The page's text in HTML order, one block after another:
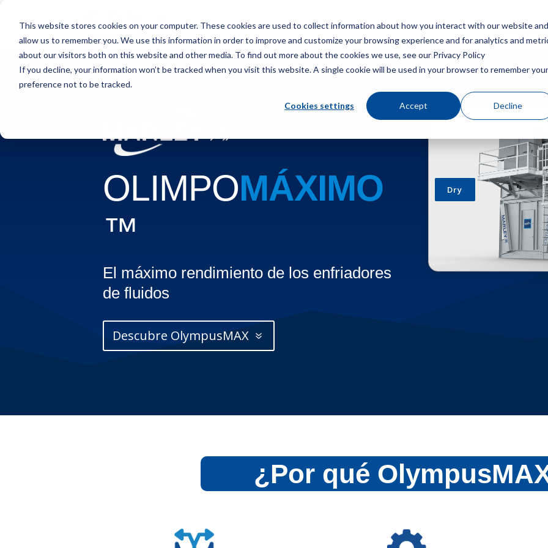
This website stores cookies on your computer. These cookies are used to collect information about how you interact with our website and
allow us to remember you. We use this information in order to improve and customize your browsing experience and for analytics and
about our visitors both on this website and other media. To find out more about the cookies we use, see our Privacy Policy
If you decline, your information won’t be tracked when you visit this website. A single cookie will be used in your browser to remember your
preference not to be tracked.
Cookies settings Accept Decline
Menú Consigue
OLIMPOMÁXIMO
™
El máximo rendimiento de los enfriadores
de fluidos
Descubre OlympusMAX
¿Por qué